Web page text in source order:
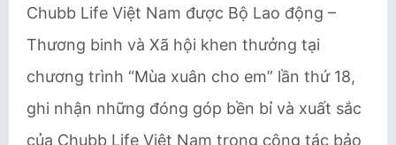
Chubb Life Việt Nam được Bộ Lao động –
Thương binh và Xã hội khen thưởng tại
chương trình “Mùa xuân cho em” lần thứ 18,
ghi nhận những đóng góp bền bỉ và xuất sắc
của Chubb Life Việt Nam trong công tác bảo